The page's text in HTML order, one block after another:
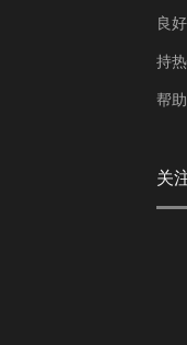
良
持
帮
关